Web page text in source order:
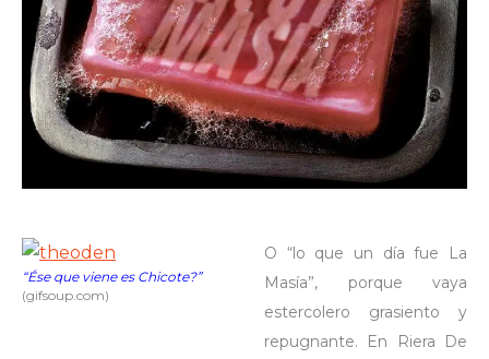
“Ése que viene es Chicote?”
(gifsoup.com)
O “lo que un día fue La
Masía”, porque vaya
estercolero grasiento y
repugnante. En Riera De